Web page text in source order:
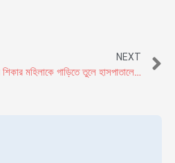
NEXT
ঠিক যেন অগ্নীশ্বর! বাইক দুর্ঘটনার শিকার মহিলাকে গাড়িতে তুলে হাসপাতালে নিয়ে গেলেন দুই চিকিৎসক